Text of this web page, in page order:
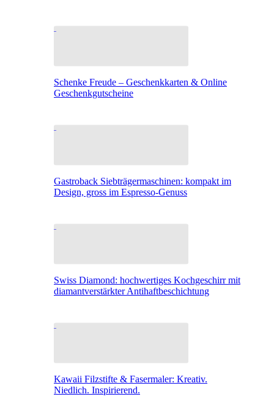
Schenke Freude – Geschenkkarten & Online
Geschenkgutscheine
Gastroback Siebträgermaschinen: kompakt im
Design, gross im Espresso-Genuss
Swiss Diamond: hochwertiges Kochgeschirr mit
diamantverstärkter Antihaftbeschichtung
Kawaii Filzstifte & Fasermaler: Kreativ.
Niedlich. Inspirierend.